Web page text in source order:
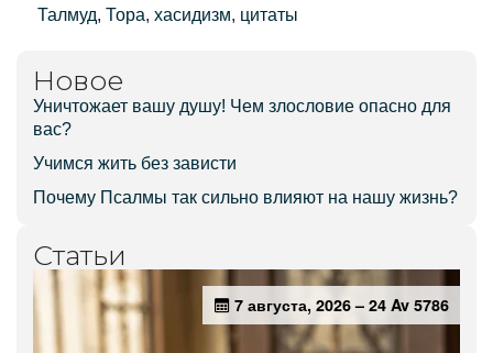
Талмуд, Тора, хасидизм, цитаты
Новое
Уничтожает вашу душу! Чем злословие опасно для
вас?
Учимся жить без зависти
Почему Псалмы так сильно влияют на нашу жизнь?
Статьи